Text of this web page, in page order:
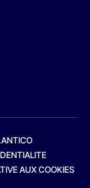
AUX COOKIES